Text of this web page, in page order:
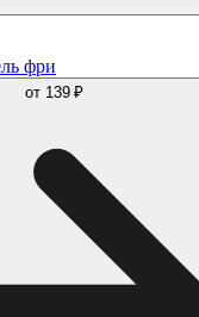
фри
от 139 ₽